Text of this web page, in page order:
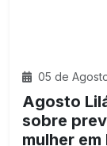
05 de
Agosto
sobre
mulher